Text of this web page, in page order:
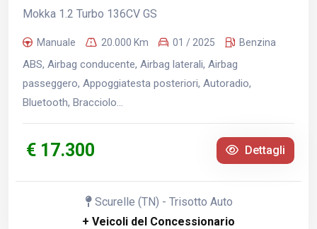
Mokka 1.2 Turbo 136CV GS
Manuale 20.000 Km 01 / 2025 Benzina
ABS, Airbag conducente, Airbag laterali, Airbag
passeggero, Appoggiatesta posteriori, Autoradio,
Bluetooth, Bracciolo...
€ 17.300 Dettagli
Scurelle (TN) - Trisotto Auto
+ Veicoli del Concessionario